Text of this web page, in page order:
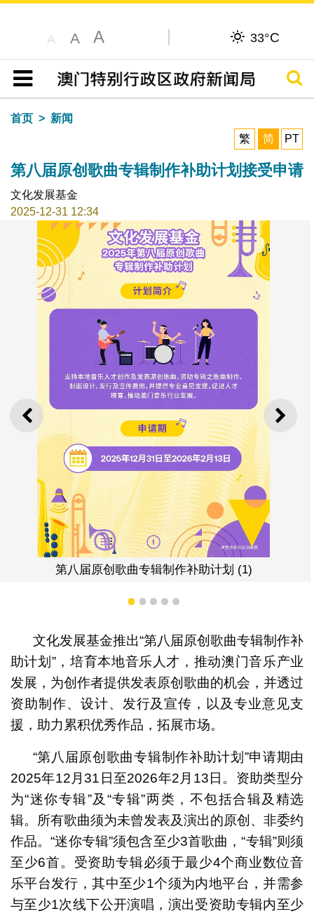
A A A 33°C
目录
搜寻
首页
新闻
繁
简 PT
第八届原创歌曲专辑制作补助计划接受申请
文化发展基金
2025-12-31 12:34
上一则 下一
第八届原创歌曲专辑制作
1 2 3 4 5
文化发展基金推出“第八届原创歌曲专辑制作补
助计划”，培育本地音乐人才，推动澳门音乐产业
发展，为创作者提供发表原创歌曲的机会，并透过
资助制作、设计、发行及宣传，以及专业意见支
援，助力累积优秀作品，拓展市场。
“第八届原创歌曲专辑制作补助计划”申请期由
2025年12月31日至2026年2月13日。资助类型分
为“迷你专辑”及“专辑”两类，不包括合辑及精选
辑。所有歌曲须为未曾发表及演出的原创、非委约
作品。“迷你专辑”须包含至少3首歌曲，“专辑”则须
至少6首。受资助专辑必须于最少4个商业数位音
乐平台发行，其中至少1个须为内地平台，并需参
与至少1次线下公开演唱，演出受资助专辑内至少